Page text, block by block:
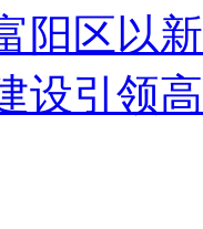
阳区以
设引领